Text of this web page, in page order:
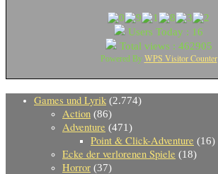
Users Today : 16
Total views : 462905
Powered By WPS Visitor Counter
Games und Lyrik (2.774)
Action (86)
Adventure (471)
Point & Click-Adventure (16)
Ecke der verlorenen Spiele (18)
Horror (37)